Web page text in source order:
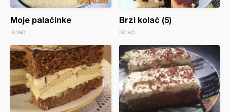
Moje palačinke
Kolači
Brzi kolač (5)
Kolači